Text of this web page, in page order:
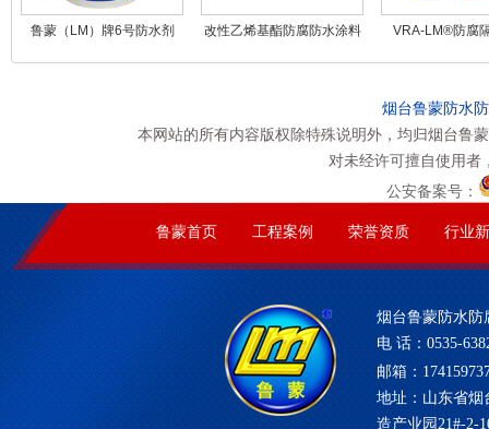
鲁蒙（LM）牌6号防水剂 改性乙烯基酯防腐防水涂料 VRA-LM®防腐
烟台鲁蒙防水
本网站的所有内容版权除特殊说明外，均归烟台鲁
对未经许可擅自使用者
公安备案号：
鲁蒙首页 工程案例 荣誉资质 行业
烟台鲁蒙防水防
电 话：0535-
邮箱：
地址：山东省烟
造产业园21#-2-